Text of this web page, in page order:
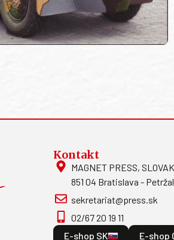
Kontakt
MAGNET PRESS,
851 04 Bratislava -
sekretariat@press.sk
02/67 20 19 11
E-shop SK
E-shop